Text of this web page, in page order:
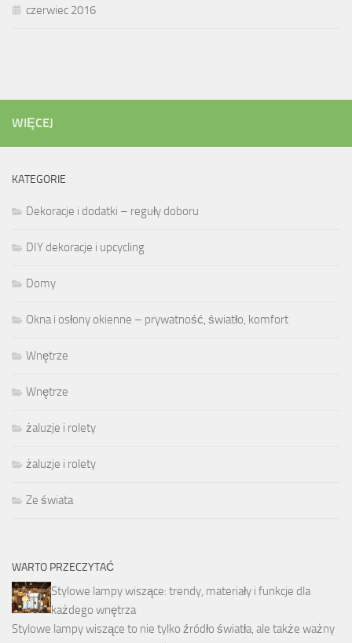
czerwiec 2016
WIĘCEJ
KATEGORIE
Dekoracje i dodatki – reguły doboru
DIY dekoracje i upcycling
Domy
Okna i osłony okienne – prywatność, światło, komfort
Wnętrze
Wnętrze
żaluzje i rolety
żaluzje i rolety
Ze świata
WARTO PRZECZYTAĆ
Stylowe lampy wiszące: trendy, materiały i funkcje dla
każdego wnętrza
Stylowe lampy wiszące to nie tylko źródło światła, ale także ważny